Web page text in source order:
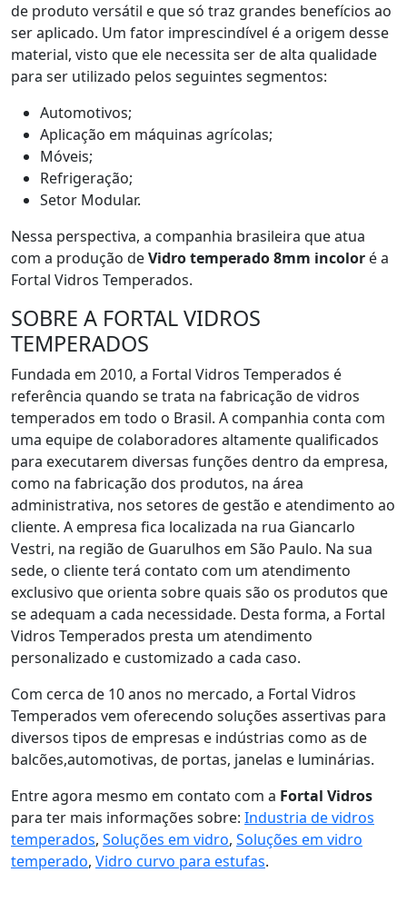
de produto versátil e que só traz grandes benefícios ao
ser aplicado. Um fator imprescindível é a origem desse
material, visto que ele necessita ser de alta qualidade
para ser utilizado pelos seguintes segmentos:
Automotivos;
Aplicação em máquinas agrícolas;
Móveis;
Refrigeração;
Setor Modular.
Nessa perspectiva, a companhia brasileira que atua
com a produção deVidro temperado 8mm incolor é a
Fortal Vidros Temperados.
SOBRE A FORTAL VIDROS
TEMPERADOS
Fundada em 2010, a Fortal Vidros Temperados é
referência quando se trata na fabricação de vidros
temperados em todo o Brasil. A companhia conta com
uma equipe de colaboradores altamente qualificados
para executarem diversas funções dentro da empresa,
como na fabricação dos produtos, na área
administrativa, nos setores de gestão e atendimento ao
cliente. A empresa fica localizada na rua Giancarlo
Vestri, na região de Guarulhos em São Paulo. Na sua
sede, o cliente terá contato com um atendimento
exclusivo que orienta sobre quais são os produtos que
se adequam a cada necessidade. Desta forma, a Fortal
Vidros Temperados presta um atendimento
personalizado e customizado a cada caso.
Com cerca de 10 anos no mercado, a Fortal Vidros
Temperados vem oferecendo soluções assertivas para
diversos tipos de empresas e indústrias como as de
balcões,automotivas, de portas, janelas e luminárias.
Entre agora mesmo em contato com a Fortal Vidros
para ter mais informações sobre: Industria de vidros
temperados, Soluções em vidro, Soluções em vidro
temperado, Vidro curvo para estufas.